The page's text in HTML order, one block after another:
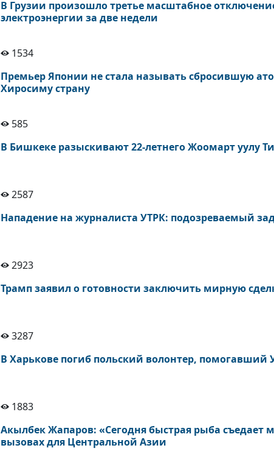
В Грузии произошло третье масштабное
электроэнергии за две недели
1534
Премьер Японии не стала называть сбросившую
Хиросиму страну
585
В Бишкеке разыскивают 22-летнего Жоомарт уулу
2587
Нападение на журналиста УТРК: подозреваемый
2923
Трамп заявил о готовности заключить мирную
3287
В Харькове погиб польский волонтер, помогавший
1883
Акылбек Жапаров: «Сегодня быстрая рыба съедает
вызовах для Центральной Азии